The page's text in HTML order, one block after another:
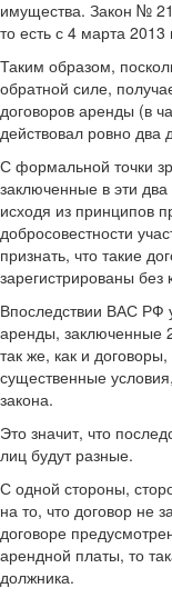
имущества. Закон №
то есть с 4 марта 2013
Таким образом,
обратной силе,
договоров аренды (в
действовал ровно два
С формальной точки
заключенные в эти
исходя из принципов
добросовестности
признать, что такие
зарегистрированы
Впоследствии ВАС РФ
аренды, заключенные
так же, как и
существенные
закона.
Это значит, что
лиц будут разные.
С одной стороны,
на то, что договор не
договоре
арендной платы, то
должника.